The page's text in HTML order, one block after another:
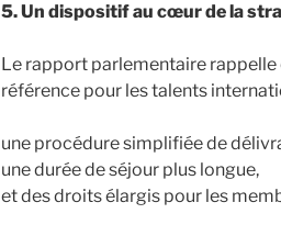
5. Un dispositif au cœur de la
Le rapport parlementaire
référence pour les talents
une procédure simplifiée de
une durée de séjour plus longue,
et des droits élargis pour les